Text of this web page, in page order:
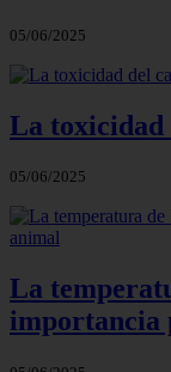
05/06/2025
La toxicidad
05/06/2025
La
importancia